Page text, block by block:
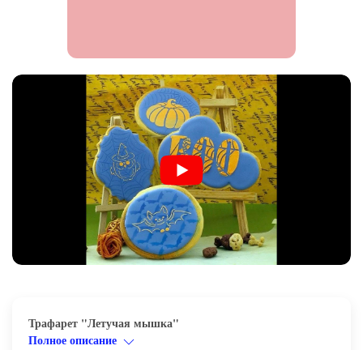
Трафарет "Летучая мышка"
Полное описание